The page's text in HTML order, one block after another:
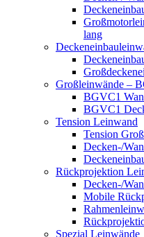
lang
Großleinwände –
BGVC1
BGVC1
Tension Leinwand
Tension
Decken-/
Rückprojektion
Decken-/
Mobile
Spezial Leinwände